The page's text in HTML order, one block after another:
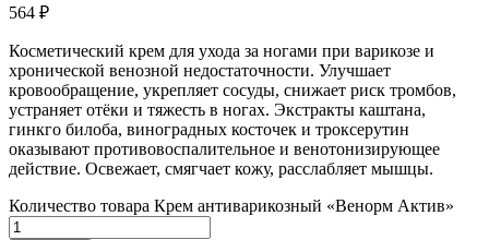
564 ₽
Косметический крем для ухода за ногами при варикозе и
хронической венозной недостаточности. Улучшает
кровообращение, укрепляет сосуды, снижает риск тромбов,
устраняет отёки и тяжесть в ногах. Экстракты каштана,
гинкго билоба, виноградных косточек и троксерутин
оказывают противовоспалительное и венотонизирующее
действие. Освежает, смягчает кожу, расслабляет мышцы.
Количество товара Крем антиварикозный «Венорм Актив»